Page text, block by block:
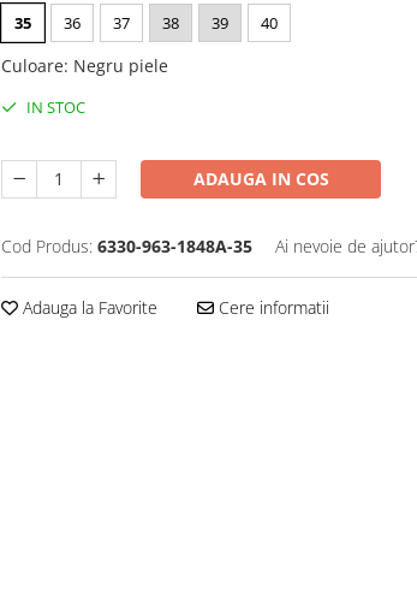
35 36 37 38 39 40
Culoare: Negru piele
IN STOC
ADAUGA IN COS
Cod Produs: 6330-963-1848A-35 Ai nevoie de
Adauga la Favorite Cere informatii